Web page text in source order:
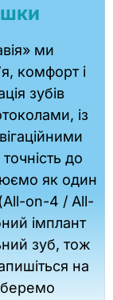
ми
комфорт і
зубів
із
до
як один
(All-on-4 / All-
імплант
зуб, тож
на